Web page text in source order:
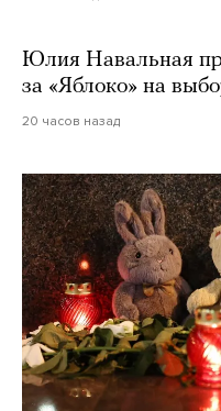
Юлия Навальная
за «Яблоко» на
20 часов назад